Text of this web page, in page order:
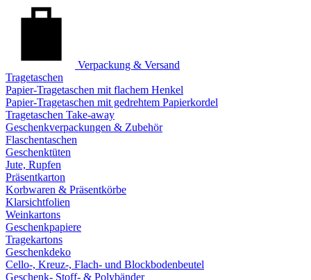
Verpackung & Versand
Tragetaschen
Papier-Tragetaschen mit flachem Henkel
Papier-Tragetaschen mit gedrehtem Papierkordel
Tragetaschen Take-away
Geschenkverpackungen & Zubehör
Flaschentaschen
Geschenktüten
Jute, Rupfen
Präsentkarton
Korbwaren & Präsentkörbe
Klarsichtfolien
Weinkartons
Geschenkpapiere
Tragekartons
Geschenkdeko
Cello-, Kreuz-, Flach- und Blockbodenbeutel
Geschenk- Stoff- & Polybänder